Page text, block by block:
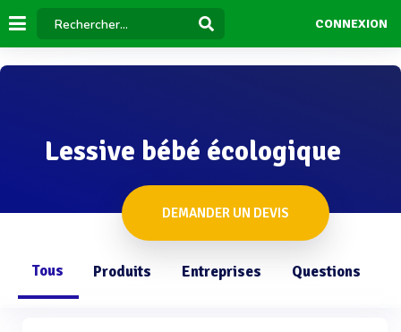
CONNEXION
Lessive bébé écologique
DEMANDER UN DEVIS
Tous Produits Entreprises Questions